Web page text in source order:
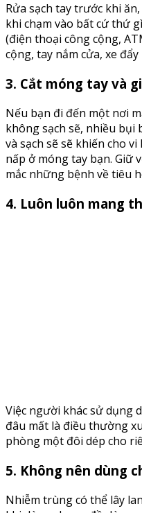
Rửa sạch tay trước khi
khi chạm vào bất cứ thứ
(điện thoại công cộng,
cộng, tay nắm cửa, xe đẩy
3. Cắt móng tay và
Nếu bạn đi đến một nơi
không sạch sẽ, nhiều bụi
và sạch sẽ sẽ khiến cho
nấp ở móng tay bạn. Giữ
mắc những bệnh về tiêu
4. Luôn luôn mang
Việc người khác sử dụng
đâu mất là điều thường
phòng một đôi dép cho
5. Không nên dùng
Nhiễm trùng có thể lây